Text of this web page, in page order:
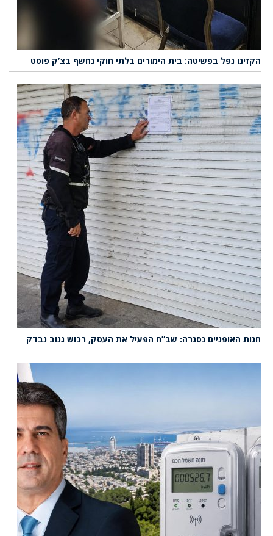
הקזינו נפל בפשיטה: בית הימורים בלתי חוקי נחשף בצ’ק פוסט
חנות האופניים נסגרה: שב”ח הפעיל את העסק, רכוש גנוב נבדק